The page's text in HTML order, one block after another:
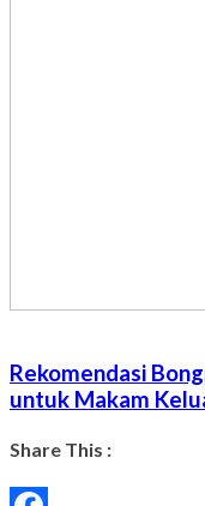
Rekomendasi
untuk Makam
Share This :